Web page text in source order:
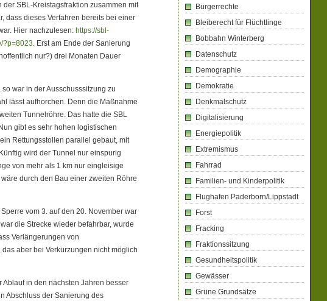
SBL-Kreistagsfraktion zusammen mit
dass dieses Verfahren bereits bei einer
Hier nachzulesen: https://sbl-
?p=8023. Erst am Ende der Sanierung
nur?) drei Monaten Dauer
war in der Ausschusssitzung zu
lässt aufhorchen. Denn die Maßnahme
Tunnelröhre. Das hatte die SBL
gibt es sehr hohen logistischen
Rettungsstollen parallel gebaut, mit
wird der Tunnel nur einspurig
von mehr als 1 km nur eingleisige
durch den Bau einer zweiten Röhre
vom 3. auf den 20. November war
die Strecke wieder befahrbar, wurde
Verlängerungen von
aber bei Verkürzungen nicht möglich
in den nächsten Jahren besser
Abschluss der Sanierung des
Bürgerrechte
Bleiberecht für Flüchtlinge
Bobbahn Winterberg
Datenschutz
Demographie
Demokratie
Denkmalschutz
Digitalisierung
Energiepolitik
Extremismus
Fahrrad
Familien- und Kinderpolitik
Flughafen Paderborn/Lippstadt
Forst
Fracking
Fraktionssitzung
Gesundheitspolitik
Gewässer
Grüne Grundsätze